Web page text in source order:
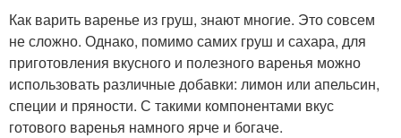
Как варить варенье из груш, знают многие. Это совсем
не сложно. Однако, помимо самих груш и сахара, для
приготовления вкусного и полезного варенья можно
использовать различные добавки: лимон или апельсин,
специи и пряности. С такими компонентами вкус
готового варенья намного ярче и богаче.